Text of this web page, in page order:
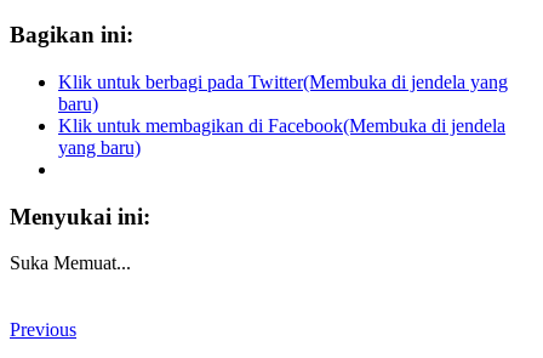
Bagikan ini:
Klik untuk berbagi pada Twitter(Membuka di jendela yang
baru)
Klik untuk membagikan di Facebook(Membuka di jendela
yang baru)
Menyukai ini:
Suka Memuat...
Previous